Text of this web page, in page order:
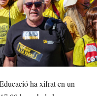
ha xifrat en un